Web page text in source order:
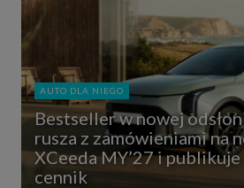
AUTO DLA NIEGO
Bestseller w nowej
rusza z zamówieniami na
XCeeda MY’27 i
cennik